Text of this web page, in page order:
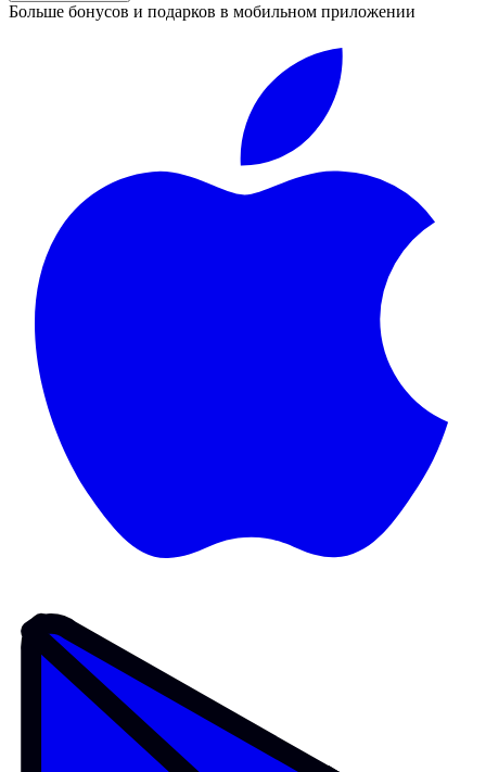
Больше бонусов и подарков в мобильном приложении